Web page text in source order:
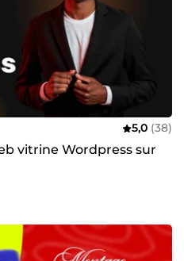
5,0 (38)
vitrine Wordpress sur